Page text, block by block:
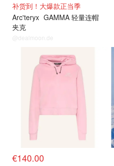
补货到！大爆款正当季
Arc'teryx GAMMA 轻量连帽
夹克
@dealmoon.de
€140.00